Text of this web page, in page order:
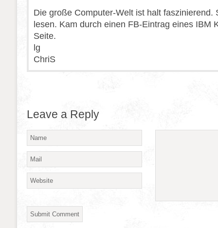
Die große Computer-Welt ist halt faszinierend.
lesen. Kam durch einen FB-Eintrag eines IBM
Seite.
lg
ChriS
Leave a Reply